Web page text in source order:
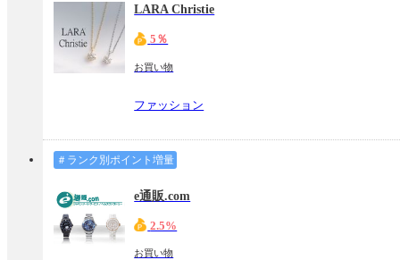
LARA Christie
5％
お買い物
ファッション
＃ランク別ポイント増量
e通販.com
2.5%
お買い物